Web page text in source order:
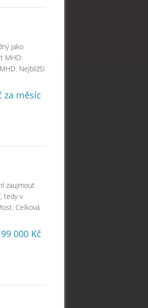
jako
MHD:
Nejbližší
za měsíc
zaujmout
tedy v
Celková
000 Kč